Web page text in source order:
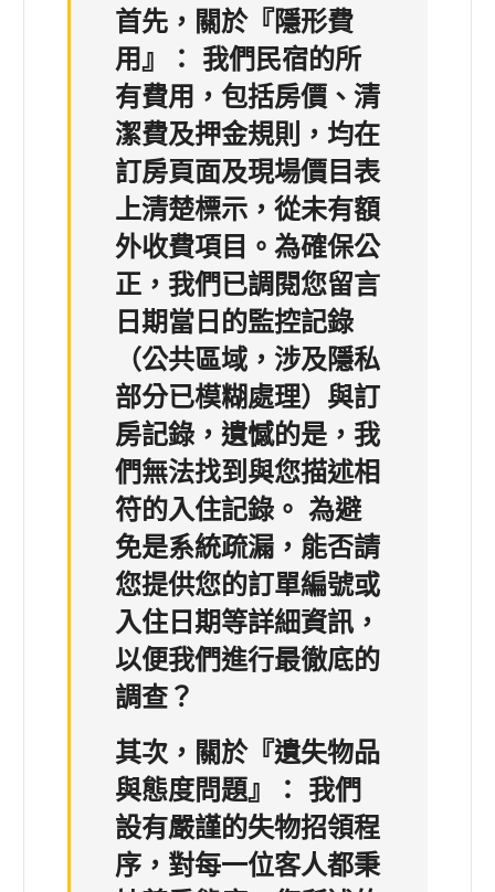
首先，關於『隱形費
用』： 我們民宿的所
有費用，包括房價、清
潔費及押金規則，均在
訂房頁面及現場價目表
上清楚標示，從未有額
外收費項目。為確保公
正，我們已調閱您留言
日期當日的監控記錄
（公共區域，涉及隱私
部分已模糊處理）與訂
房記錄，遺憾的是，我
們無法找到與您描述相
符的入住記錄。 為避
免是系統疏漏，能否請
您提供您的訂單編號或
入住日期等詳細資訊，
以便我們進行最徹底的
調查？
其次，關於『遺失物品
與態度問題』： 我們
設有嚴謹的失物招領程
序，對每一位客人都秉